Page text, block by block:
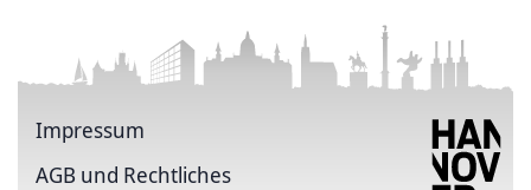
Impressum
AGB und Rechtliches